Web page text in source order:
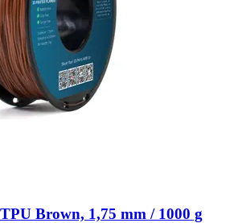
TPU Brown, 1,75 mm / 1000 g